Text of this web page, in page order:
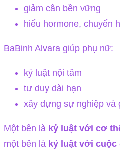
giảm cân bền vững
hiểu hormone, chuyển
BaBinh Alvara giúp phụ nữ:
kỷ luật nội tâm
tư duy dài hạn
xây dựng sự nghiệp và
Một bên là kỷ luật với cơ
một bên là kỷ luật với cuộc